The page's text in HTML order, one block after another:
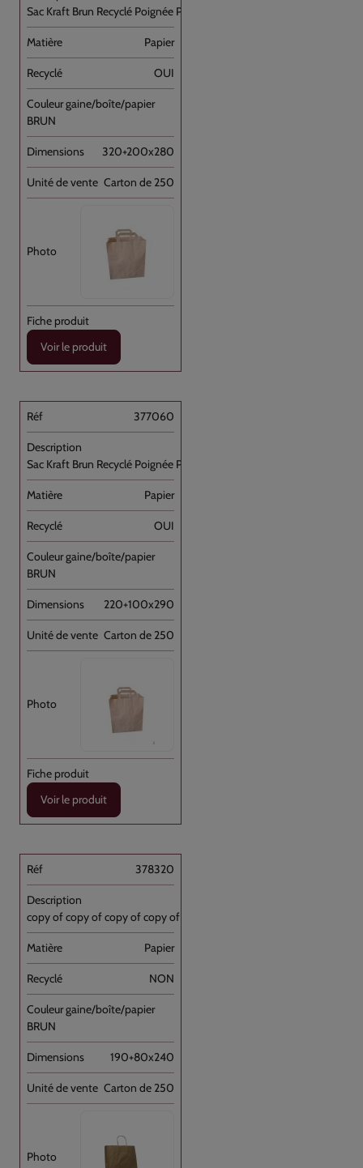
Sac Kraft Brun Recyclé Poignée Plate [...]
Papier
OUI
BRUN
320+200x280
Carton de 250
Voir le produit
377060
Sac Kraft Brun Recyclé Poignée Plate [...]
Papier
OUI
BRUN
220+100x290
Carton de 250
Voir le produit
378320
copy of copy of copy of copy of Sac [...]
Papier
NON
BRUN
190+80x240
Carton de 250